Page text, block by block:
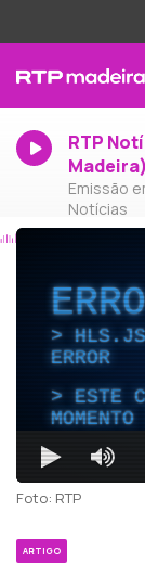
RTP
Madeira)
Emissão
Notícias
ERROR
ESTE
Foto: RTP
ARTIGO